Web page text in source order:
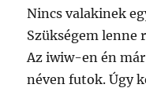
Nincs valakinek
Szükségem lenne
Az iwiw-en én
néven futok. Úgy